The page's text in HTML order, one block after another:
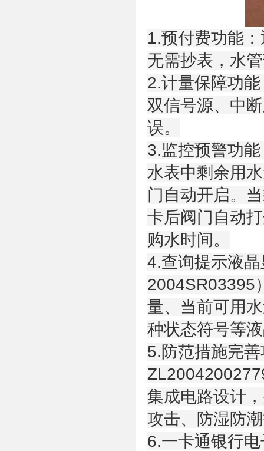
1.预付费功能
无需抄表，水
2.计量保障功
双信号源、中
误。
3.监控预警功
水表中剩余用
门自动开启。
卡后阀门自动
购水时间。
4.查询提示液
2004SR03395
量、当前可用
种状态符号等
5.防范措施完
集成电路设计
攻击、防湿防
6.一卡通银行